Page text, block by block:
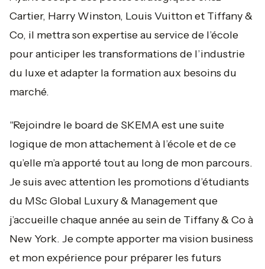
Cartier, Harry Winston, Louis Vuitton et Tiffany &
Co, il mettra son expertise au service de l’école
pour anticiper les transformations de l’industrie
du luxe et adapter la formation aux besoins du
marché.
"Rejoindre le board de SKEMA est une suite
logique de mon attachement à l’école et de ce
qu’elle m’a apporté tout au long de mon parcours.
Je suis avec attention les promotions d’étudiants
du MSc Global Luxury & Management que
j’accueille chaque année au sein de Tiffany & Co à
New York. Je compte apporter ma vision business
et mon expérience pour préparer les futurs